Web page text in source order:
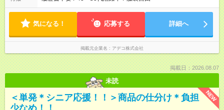
気になる！ 応募する 詳細へ
掲載元企業名 アデコ株式会社
掲載日：2026.08.07
未読
NEW
＜単発＊シニア応援！！＞商品の仕分け＊負担
少なめ！！